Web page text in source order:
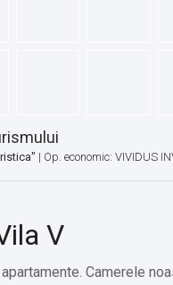
| Op. economic: VIVIDUS
V
Camerele